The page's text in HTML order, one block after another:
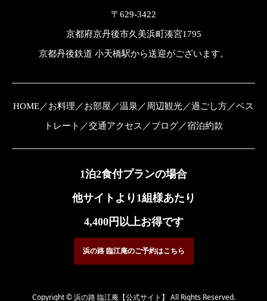
〒629-3422
京都府京丹後市久美浜町湊宮1795
京都丹後鉄道 小天橋駅から送迎がございます。
HOME／お料理 ／お部屋 ／温泉 ／ 周辺観光／過ごし方／ベス
トレート ／交通アクセス ／ブログ／宿泊約款
1泊2食付プランの場合
他サイトより1組様あたり
4,400円以上お得です
浜の路 臨江庵のご予約はこちら
Copyright © 浜の路 臨江庵【公式サイト】 All Rights Reserved.